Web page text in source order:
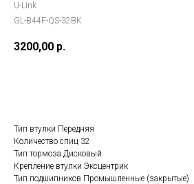
U-Link
GL-B44F-QS-32BK
3200,00 р.
Тип втулки Передняя
Количество спиц 32
Тип тормоза Дисковый
Крепление втулки Эксцентрик
Тип подшипников Промышленные (закрытые)